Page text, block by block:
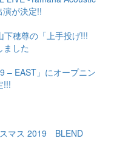
が決定!!
下穂尊の「上手投げ!!!
ました
– EAST」にオープニン
!!!
マス 2019 BLEND